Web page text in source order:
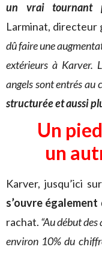
un vrai tournant
Larminat, directeur
dû faire une
extérieurs à Karver.
angels sont entrés au
structurée et aussi
Un
un
Karver, jusqu’ici
s’ouvre
rachat. “Au début
environ 10% du